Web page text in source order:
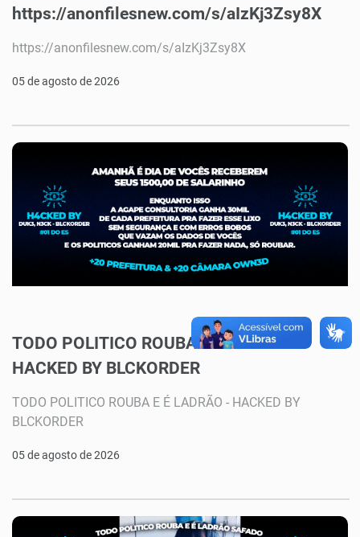
https://anonfilesnew.com/s/aIzKj3Zsy8X
https://anonfilesnew.com/s/aIzKj3Zsy8X
05 de agosto de 2026
TODO POLITICO ROUBA E É LADRÃO -
HACKED BY BLCKORDER
TODO POLITICO ROUBA E É LADRÃO - HACKED BY
BLCKORDER
05 de agosto de 2026